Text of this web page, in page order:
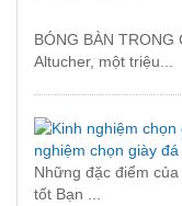
BÓNG BÀN TRONG
Altucher, một triệu...
nghiệm chọn giày
Những đặc điểm
tốt Bạn ...